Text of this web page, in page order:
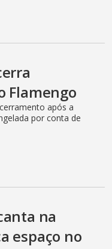
Flamengo
após a
por conta de
na
espaço no